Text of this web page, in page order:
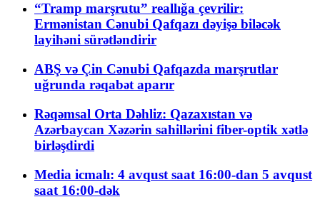
“Tramp marşrutu” reallığa çevrilir:
Ermənistan Cənubi Qafqazı dəyişə biləcək
layihəni sürətləndirir
ABŞ və Çin Cənubi Qafqazda marşrutlar
uğrunda rəqabət aparır
Rəqəmsal Orta Dəhliz: Qazaxıstan və
Azərbaycan Xəzərin sahillərini fiber-optik xətlə
birləşdirdi
Media icmalı: 4 avqust saat 16:00-dan 5 avqust
saat 16:00-dək